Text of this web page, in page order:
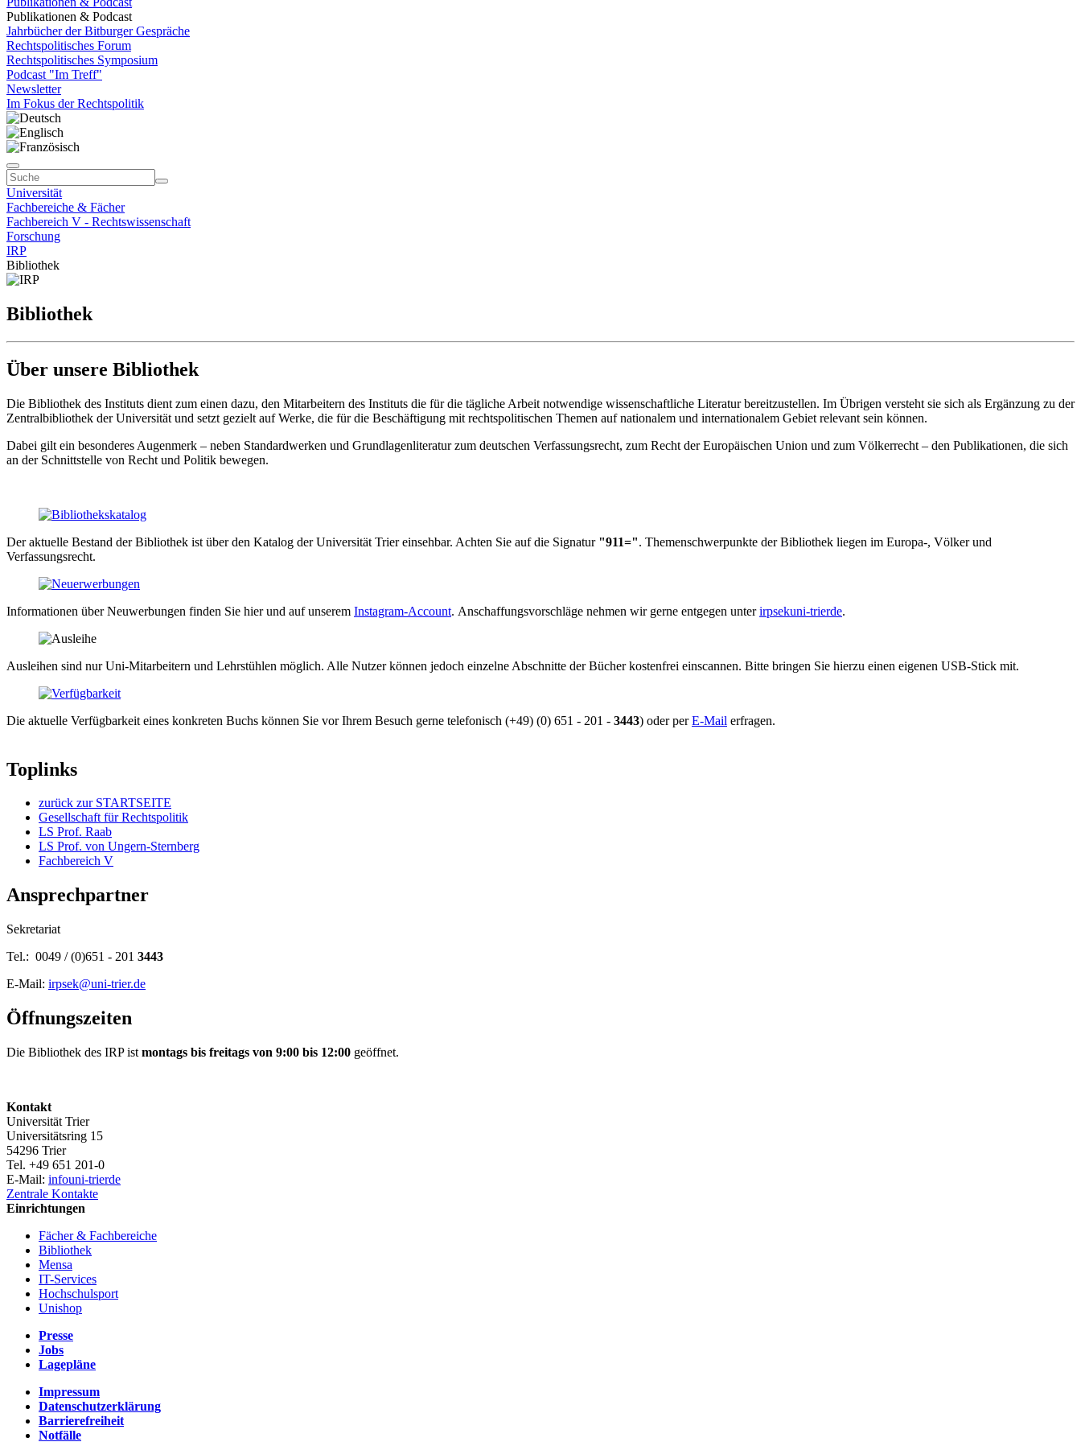
Publikationen & Podcast
Jahrbücher der Bitburger Gespräche
Rechtspolitisches Forum
Rechtspolitisches Symposium
Podcast "Im Treff"
Newsletter
Im Fokus der Rechtspolitik
Universität
Fachbereiche & Fächer
Fachbereich V - Rechtswissenschaft
Forschung
IRP
Bibliothek
Bibliothek
Über unsere Bibliothek
Die Bibliothek des Instituts dient zum einen dazu, den Mitarbeitern des Instituts die für die tägliche Arbeit notwendige wissenschaftliche Literatur bereitzustellen. Im Übrigen versteht sie sich als Ergänzung zu der
Zentralbibliothek der Universität und setzt gezielt auf Werke, die für die Beschäftigung mit rechtspolitischen Themen auf nationalem und internationalem Gebiet relevant sein können.
Dabei gilt ein besonderes Augenmerk – neben Standardwerken und Grundlagenliteratur zum deutschen Verfassungsrecht, zum Recht der Europäischen Union und zum Völkerrecht – den Publikationen, die sich
an der Schnittstelle von Recht und Politik bewegen.
Der aktuelle Bestand der Bibliothek ist über den Katalog der Universität Trier einsehbar. Achten Sie auf die Signatur "911=". Themenschwerpunkte der Bibliothek liegen im Europa-, Völker und
Verfassungsrecht.
Informationen über Neuwerbungen finden Sie hier und auf unserem Instagram-Account. Anschaffungsvorschläge nehmen wir gerne entgegen unterirpsekuni-trierde.
Ausleihen sind nur Uni-Mitarbeitern und Lehrstühlen möglich. Alle Nutzer können jedoch einzelne Abschnitte der Bücher kostenfrei einscannen. Bitte bringen Sie hierzu einen eigenen USB-Stick mit.
Die aktuelle Verfügbarkeit eines konkreten Buchs können Sie vor Ihrem Besuch gerne telefonisch (+49) (0) 651 - 201 - 3443) oder perE-Mail erfragen.
Toplinks
zurück zur STARTSEITE
Gesellschaft für Rechtspolitik
LS Prof. Raab
LS Prof. von Ungern-Sternberg
Fachbereich V
Ansprechpartner
Sekretariat
Tel.: 0049 / (0)651 - 201 3443
E-Mail: irpsek@uni-trier.de
Öffnungszeiten
Die Bibliothek des IRP ist montags bis freitags von 9:00 bis 12:00 geöffnet.
Kontakt
Universität Trier
Universitätsring 15
54296 Trier
Tel. +49 651 201-0
E-Mail: infouni-trierde
Zentrale Kontakte
Einrichtungen
Fächer & Fachbereiche
Bibliothek
Mensa
IT-Services
Hochschulsport
Unishop
Presse
Jobs
Lagepläne
Impressum
Datenschutzerklärung
Barrierefreiheit
Notfälle